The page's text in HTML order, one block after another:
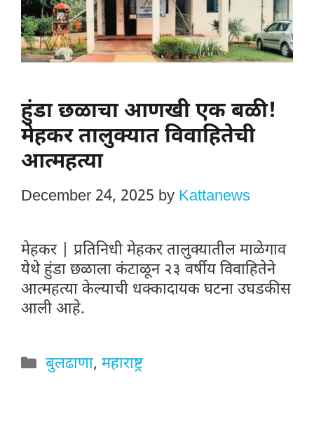
हुंडा छळाचा आणखी एक बळी!
मेहकर तालुक्यात विवाहितेची
आत्महत्या
December 24, 2025 by Kattanews
मेहकर | प्रतिनिधी मेहकर तालुक्यातील माळेगाव
येथे हुंडा छळाला कंटाळून २३ वर्षीय विवाहितेने
आत्महत्या केल्याची धक्कादायक घटना उघडकीस
आली आहे.
Categories
बुलढाणा,महाराष्ट्र